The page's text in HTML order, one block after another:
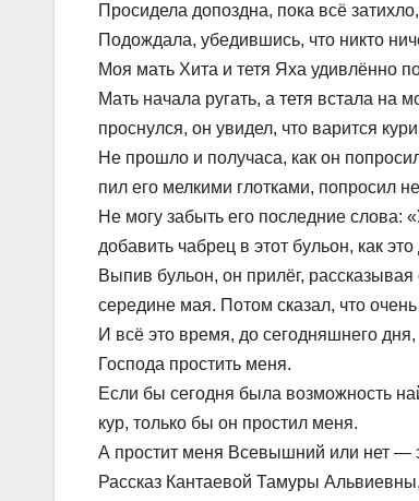
Просидела допоздна, пока всё
Подождала, убедившись, что никто
Моя мать Хита и тетя Яха удивлённо
Мать начала ругать, а тетя встала на
проснулся, он увидел, что варится
Не прошло и получаса, как он
пил его мелкими глотками, попросил
Не могу забыть его последние
добавить чабрец в этот бульон, как
Выпив бульон, он прилёг,
середине мая. Потом сказал, что
И всё это время, до сегодняшнего
Господа простить меня.
Если бы сегодня была возможность
кур, только бы он простил меня.
А простит меня Всевышний или нет —
Рассказ Кантаевой Тамуры